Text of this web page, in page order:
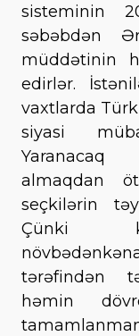
sisteminin
səbəbdən
müddətinin
edirlər.
vaxtlarda
siyasi
Yaranacaq
almaqdan
seçkilərin
Çünki
tərəfindən
həmin